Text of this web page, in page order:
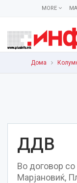
MORE
Дома
ДДВ
Во договор со
Марјановиќ,